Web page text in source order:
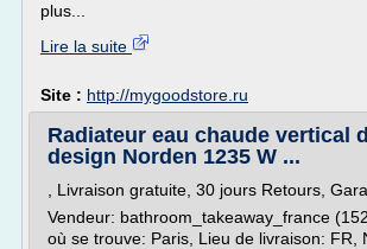
plus...
Lire la suite
Site : http://mygoodstore.ru
Radiateur eau chaude vertical
design Norden 1235 W ...
, Livraison gratuite, 30 jours Retours,
Vendeur: bathroom_takeaway_france
où se trouve: Paris, Lieu de livraison: FR,